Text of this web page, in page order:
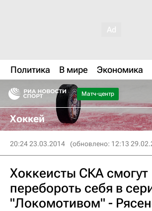
Политика В мире Экономика
Матч-центр
Хоккей
20:24 23.03.2014 (обновлено: 12:13
Хоккеисты СКА смогут
перебороть себя в
"Локомотивом" -